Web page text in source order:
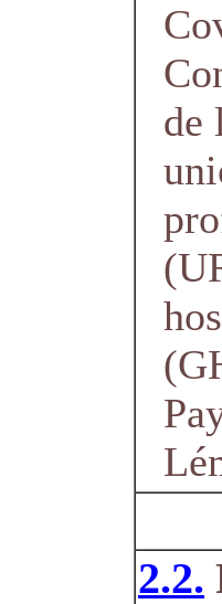
de
2.2.